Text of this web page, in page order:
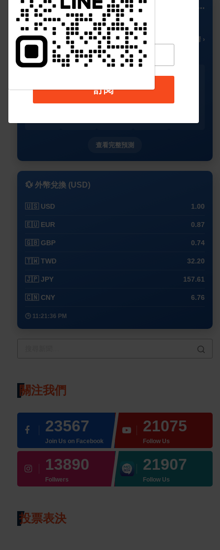
📍 Columbus ...
🌥️29°C 🌡️ 多雲時晴 ›
🌥️ 🌥️ ☀️ ☀️
查看完整預測
💱 外幣兌換 (USD)
🇺🇸 USD 1.00
🇪🇺 EUR 0.87
🇬🇧 GBP 0.74
🇹🇼 TWD 32.20
🇯🇵 JPY 157.61
🇨🇳 CNY 6.76
🕒 11:21:36 PM
關注我們
23567
Join Us on Facebook
21075
Follow Us
13890
Follwers
21907
Follow Us
投票表決
訂閱